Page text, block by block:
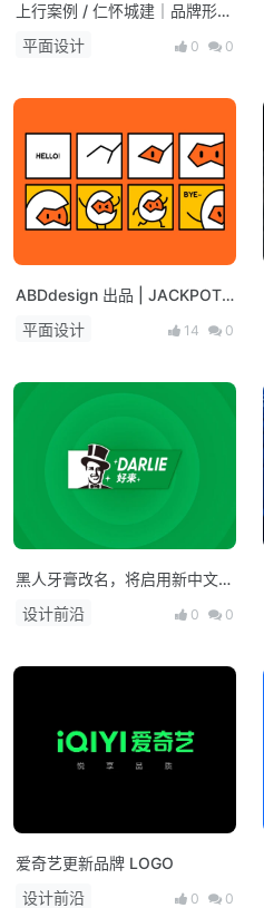
上行案例 / 仁怀城建｜品牌形象
平面设计 0 0
ABDdesign 出品 | JACKPOT
造物所
平面设计 14 0
黑人牙膏改名，将启用新中文名
字“好来”
设计前沿 0 0
爱奇艺更新品牌 LOGO
设计前沿
0 0